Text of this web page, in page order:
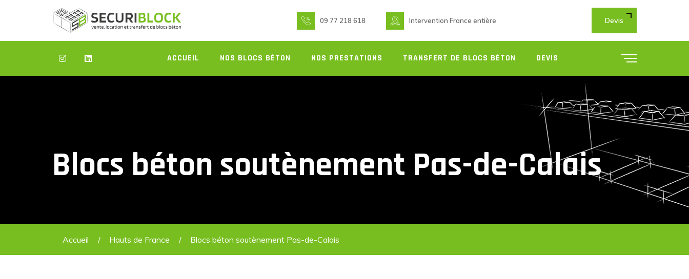
09 77 218 618 Intervention France entière Devis
ACCUEIL NOS BLOCS BÉTON NOS PRESTATIONS TRANSFERT DE BLOCS BÉTON DEVIS
Blocs béton soutènement Pas-de-Calais
Accueil Hauts de France Blocs béton soutènement Pas-de-Calais